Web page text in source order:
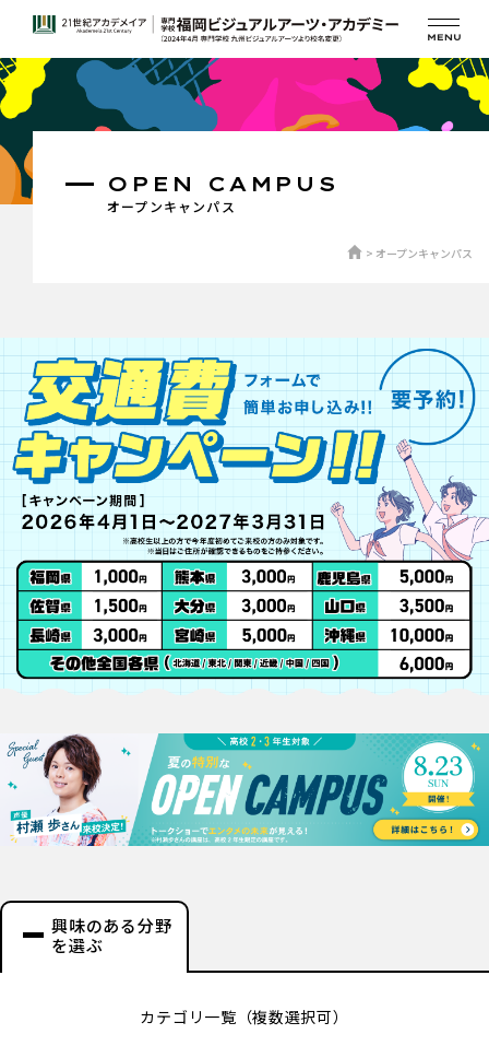
オープンキャンパス
OPEN CAMPUS
オープンキャンパス
興味のある分野
を選ぶ
カテゴリ一覧（複数選択可）